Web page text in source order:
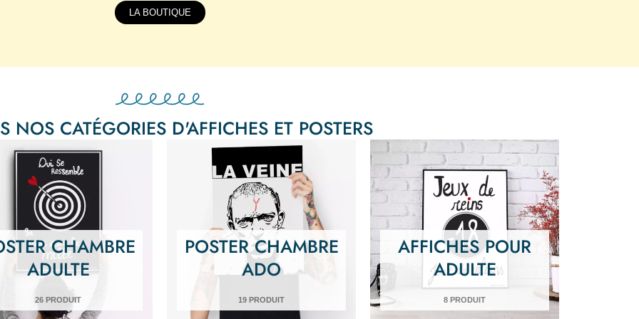
LA BOUTIQUE
NOS CATÉGORIES D'AFFICHES ET POSTERS
CHAMBRE
ADULTE
26 PRODUIT
POSTER CHAMBRE
ADO
19 PRODUIT
AFFICHES POUR
ADULTE
8 PRODUIT